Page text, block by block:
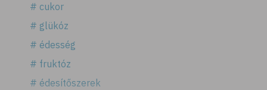
# cukor
# glükóz
# édesség
# fruktóz
# édesítőszerek